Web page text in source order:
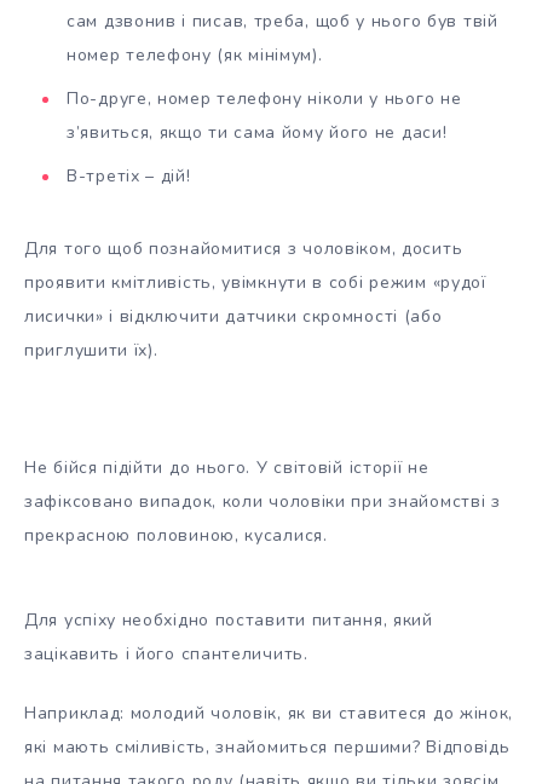
сам дзвонив і писав, треба, щоб у нього був твій
номер телефону (як мінімум).
По-друге, номер телефону ніколи у нього не
з’явиться, якщо ти сама йому його не даси!
В-третіх – дій!
Для того щоб познайомитися з чоловіком, досить
проявити кмітливість, увімкнути в собі режим «рудої
лисички» і відключити датчики скромності (або
приглушити їх).
Не бійся підійти до нього. У світовій історії не
зафіксовано випадок, коли чоловіки при знайомстві з
прекрасною половиною, кусалися.
Для успіху необхідно поставити питання, який
зацікавить і його спантеличить.
Наприклад: молодий чоловік, як ви ставитеся до жінок,
які мають сміливість, знайомиться першими? Відповідь